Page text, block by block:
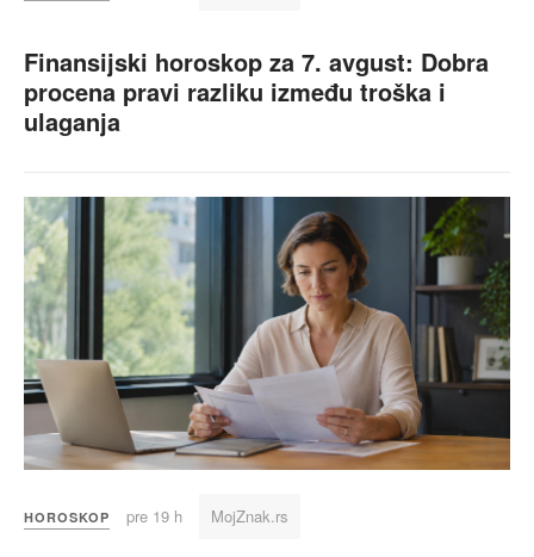
Finansijski horoskop za 7. avgust: Dobra
procena pravi razliku između troška i
ulaganja
HOROSKOP pre 19 h MojZnak.rs